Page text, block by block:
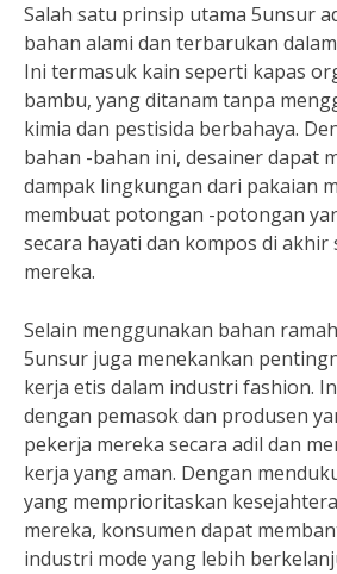
Salah satu prinsip utama 5unsur
bahan alami dan terbarukan
Ini termasuk kain seperti kapas
bambu, yang ditanam tanpa
kimia dan pestisida berbahaya.
bahan -bahan ini, desainer dapat
dampak lingkungan dari pakaian
membuat potongan -potongan
secara hayati dan kompos di akhir
mereka.
Selain menggunakan bahan
5unsur juga menekankan
kerja etis dalam industri fashion.
dengan pemasok dan produsen
pekerja mereka secara adil dan
kerja yang aman. Dengan
yang memprioritaskan
mereka, konsumen dapat
industri mode yang lebih